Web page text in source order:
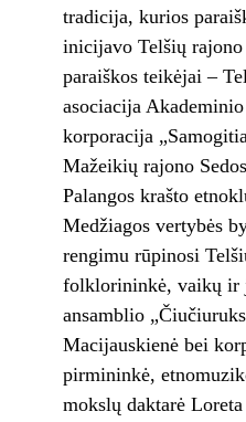
tradicija, kurios
inicijavo Telšių
paraiškos teikėjai –
asociacija
korporacija
Mažeikių rajono
Palangos krašto
Medžiagos vertybės
rengimu rūpinosi
folklorininkė, vaikų ir
ansamblio
Macijauskienė bei
pirmininkė,
mokslų daktarė